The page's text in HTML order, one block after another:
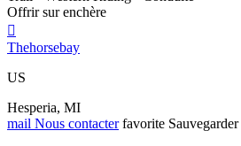
Offrir sur enchère

Thehorsebay
US
Hesperia, MI
mail Nous contacter favorite Sauvegarder